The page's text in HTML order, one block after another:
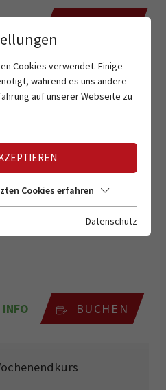
INFO BUCHEN
Cookies verwendet. Einige
während es uns andere
auf unserer Webseite zu
Cookies erfahren
Datenschutz